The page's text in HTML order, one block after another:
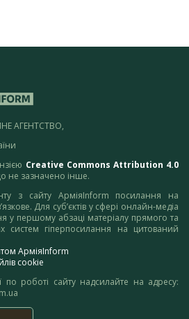
АГЕНТСТВО,
Creative Commons Attribution 4.0
не зазначено інше.
з сайту АрміяInform посилання на
Для суб’єктів у сфері онлайн-медіа
у першому абзаці матеріалу прямого та
систем гіперпосилання на цитований
АрміяInform
cookie
по роботі сайту надсилайте на адресу: